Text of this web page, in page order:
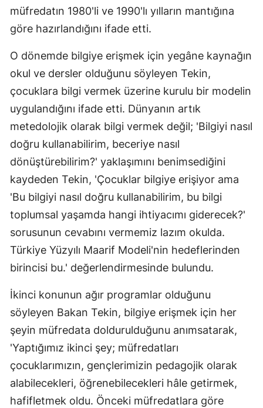
müfredatın 1980'li ve 1990'lı yılların mantığına
göre hazırlandığını ifade etti.
O dönemde bilgiye erişmek için yegâne kaynağın
okul ve dersler olduğunu söyleyen Tekin,
çocuklara bilgi vermek üzerine kurulu bir modelin
uygulandığını ifade etti. Dünyanın artık
metedolojik olarak bilgi vermek değil; 'Bilgiyi nasıl
doğru kullanabilirim, beceriye nasıl
dönüştürebilirim?' yaklaşımını benimsediğini
kaydeden Tekin, 'Çocuklar bilgiye erişiyor ama
'Bu bilgiyi nasıl doğru kullanabilirim, bu bilgi
toplumsal yaşamda hangi ihtiyacımı giderecek?'
sorusunun cevabını vermemiz lazım okulda.
Türkiye Yüzyılı Maarif Modeli'nin hedeflerinden
birincisi bu.' değerlendirmesinde bulundu.
İkinci konunun ağır programlar olduğunu
söyleyen Bakan Tekin, bilgiye erişmek için her
şeyin müfredata doldurulduğunu anımsatarak,
'Yaptığımız ikinci şey; müfredatları
çocuklarımızın, gençlerimizin pedagojik olarak
alabilecekleri, öğrenebilecekleri hâle getirmek,
hafifletmek oldu. Önceki müfredatlara göre